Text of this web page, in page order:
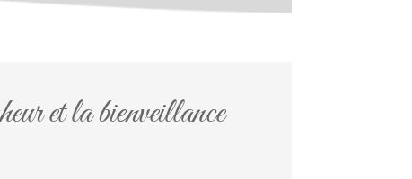
et la bienveillance